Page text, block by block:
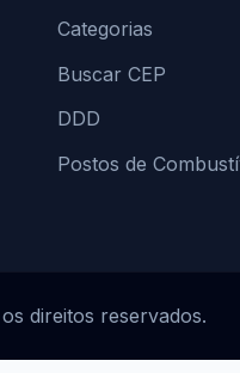
Categorias
Buscar CEP
DDD
Postos de
direitos reservados.